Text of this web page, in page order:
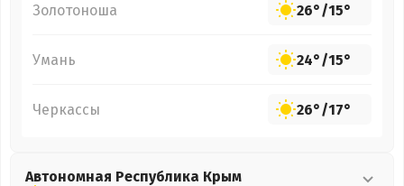
Золотоноша 26°/15°
Умань 24°/15°
Черкассы 26°/17°
Автономная Республика Крым